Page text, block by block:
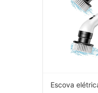
Escova